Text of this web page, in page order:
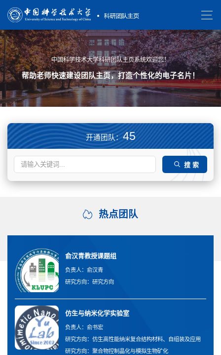
中国科学技术大学科研团队主页系统欢迎您！
帮助老师快速建设团队主页，打造个性化的电子名片！
中国科学技术大学科研团队主页系统欢迎您！
帮助老师快速建设团队主页，打造个性化的电子名片！
开通团队：45
热点团队
俞汉青教授课题组
负责人：俞汉青
研究方向：研究方向
仿生与纳米化学实验室
负责人：俞书宏
研究方向：仿生高性能纳米复合结构材料、自组装及应用
研究方向：聚合物控制晶化与模拟生物矿化